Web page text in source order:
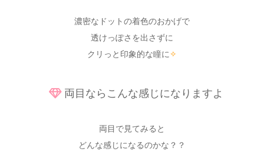
濃密なドットの着色のおかげで
透けっぽさを出さずに
クリっと印象的な瞳に✧
両目ならこんな感じになりますよ
両目で見てみると
どんな感じになるのかな？？